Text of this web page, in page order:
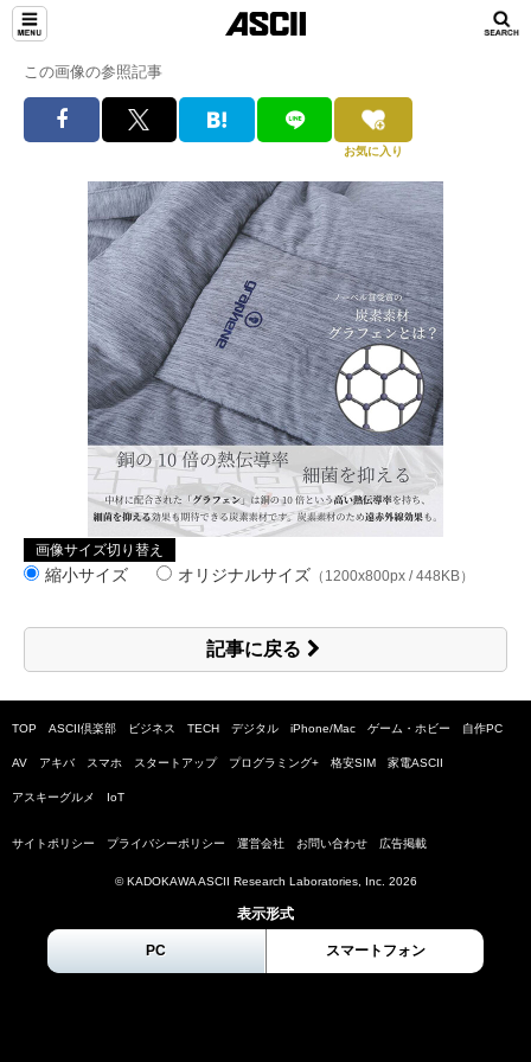
この画像の参照記事
お気に入り
画像サイズ切り替え
縮小サイズ オリジナルサイズ （1200x800px / 448KB）
記事に戻る
TOP ASCII倶楽部 ビジネス TECH デジタル iPhone/Mac ゲーム・ホビー 自作PC
AV アキバ スマホ スタートアップ プログラミング+ 格安SIM 家電ASCII
アスキーグルメ IoT
サイトポリシー プライバシーポリシー 運営会社 お問い合わせ 広告掲載
© KADOKAWA ASCII Research Laboratories, Inc. 2026
表示形式
PC スマートフォン